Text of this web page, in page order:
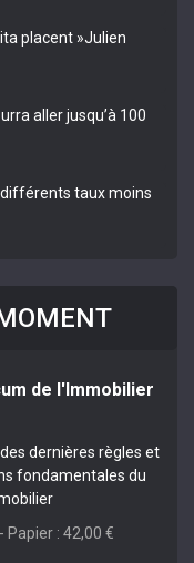
placent »Julien
aller jusqu’à 100
taux moins
de l'Immobilier
des dernières règles et
fondamentales du
Papier : 42,00 €